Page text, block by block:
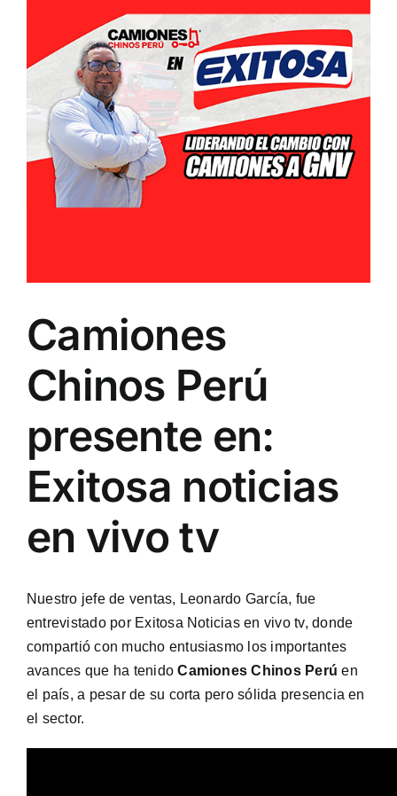
Camiones
Chinos Perú
presente en:
Exitosa noticias
en vivo tv
Nuestro jefe de ventas, Leonardo García, fue
entrevistado por Exitosa Noticias en vivo tv, donde
compartió con mucho entusiasmo los importantes
avances que ha tenidoCamiones Chinos Perú en
el país, a pesar de su corta pero sólida presencia en
el sector.